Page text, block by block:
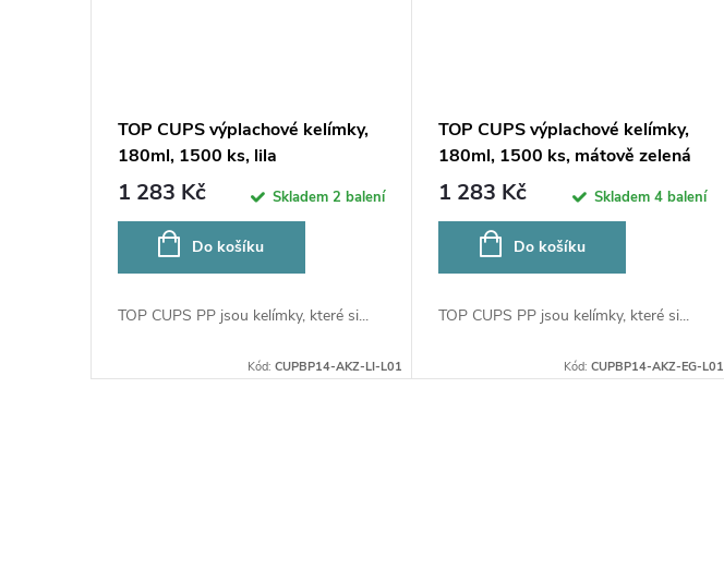
TOP CUPS výplachové kelímky,
180ml, 1500 ks, lila
1 283 Kč Skladem2 balení
Do košíku
TOP CUPS PP jsou kelímky, které si...
Kód:CUPBP14-AKZ-LI-L01
TOP CUPS výplachové kelímky,
180ml, 1500 ks, mátově zelená
1 283 Kč Skladem 4 balení
Do košíku
TOP CUPS PP jsou kelímky, které si...
Kód: CUPBP14-AKZ-EG-L01